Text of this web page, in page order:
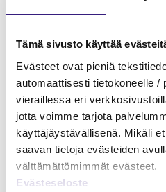
Tämä sivusto käyttää
Evästeet ovat pieniä
automaattisesti tietokoneelle /
vieraillessa eri
jotta voimme tarjota
käyttäjäystävällisenä. Mikäli
saavan tietoja evästeiden
välttämättömimmät evästeet.
Evästeseloste
Vakuutussopimukset
tekoälyn avulla
Janne Fredman
28.11.2024 7 min
TEKNOLOGIA JA PROSESSIT